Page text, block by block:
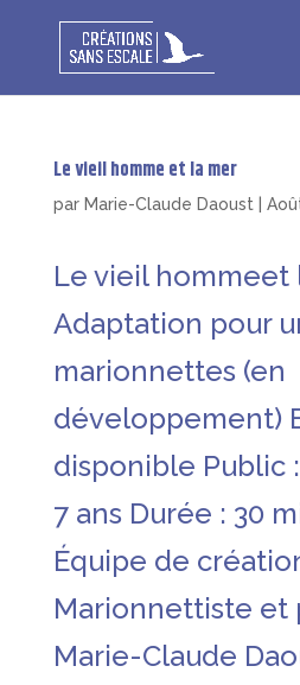
Le vieil homme et la mer
par Marie-Claude Daoust
Le vieil hommeet
Adaptation pour
marionnettes (en
développement)
disponible Public
7 ans Durée : 30
Équipe de
Marionnettiste et
Marie-Claude